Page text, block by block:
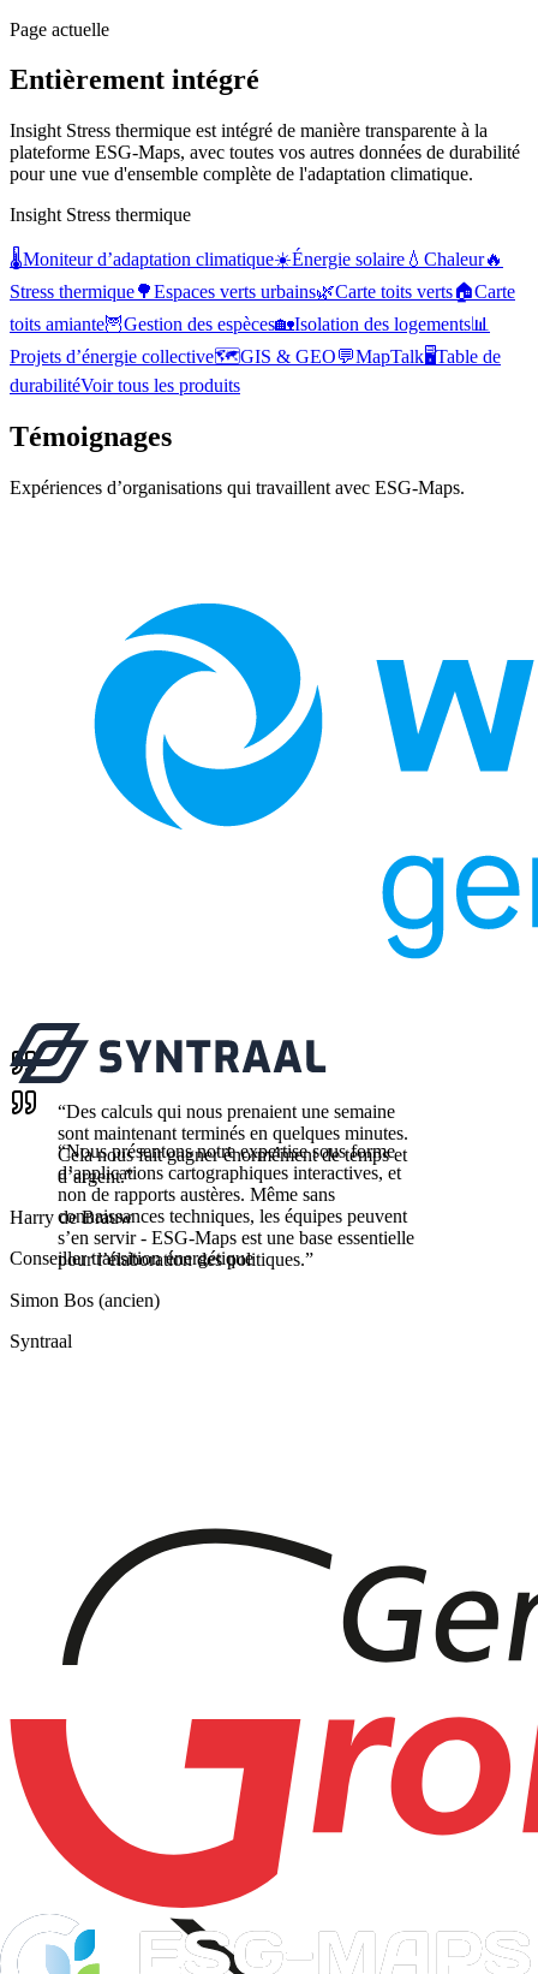
Page actuelle
Entièrement intégré
Insight Stress thermique est intégré de manière transparente à la
plateforme ESG-Maps, avec toutes vos autres données de durabilité
pour une vue d'ensemble complète de l'adaptation climatique.
Insight Stress thermique
🌡️Moniteur d’adaptation climatique☀️Énergie solaire 💧 Chaleur🔥
Stress thermique🌳Espaces verts urbains🌿Carte toits verts🏠Carte
toits amiante🦉Gestion des espèces🏡Isolation des logements📊
Projets d’énergie collective🗺️GIS & GEO💬MapTalk🖥️Table de
durabilitéVoir tous les produits
Témoignages
Expériences d’organisations qui travaillent avec ESG-Maps.
“Des calculs qui nous prenaient une semaine
sont maintenant terminés en quelques minutes.
Cela nous fait gagner énormément de temps et
d’argent.”
Harry de Brauw
Conseiller transition énergétique
“Nous présentons notre expertise sous forme
d’applications cartographiques interactives, et
non de rapports austères. Même sans
connaissances techniques, les équipes peuvent
s’en servir - ESG-Maps est une base essentielle
pour l’élaboration des politiques.”
Simon Bos (ancien)
Syntraal